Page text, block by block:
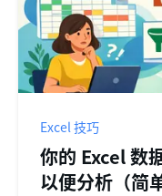
Excel 技巧
你的 Excel 数
以便分析（简